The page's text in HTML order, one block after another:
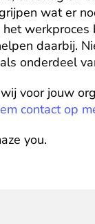
wat er
werkproces
daarbij.
onderdeel
voor jouw
contact op
you.